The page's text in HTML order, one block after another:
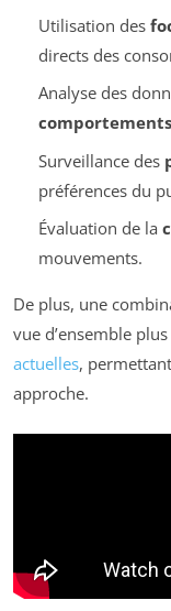
Utilisation des
directs des
Analyse des
Surveillance des
préférences du
Évaluation de la
mouvements.
De plus, une
vue d’ensemble
actuelles,
approche.